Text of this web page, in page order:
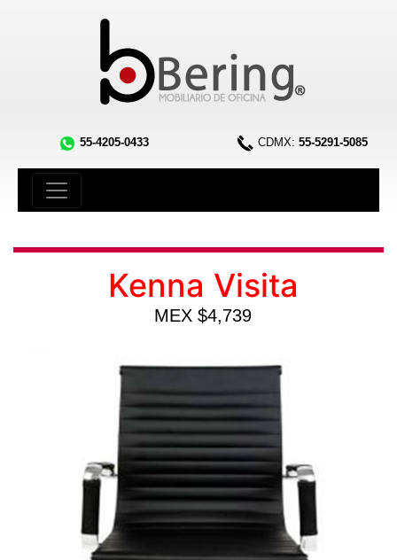
55-4205-0433 CDMX: 55-5291-5085
Kenna Visita
MEX $4,739